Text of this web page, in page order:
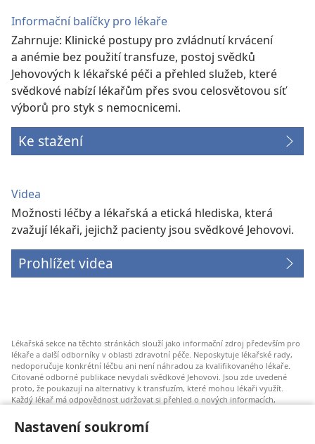
Nastavení soukromí
Informační balíčky pro lékaře
Zahrnuje: Klinické postupy pro zvládnutí krvácení
a anémie bez použití transfuze, postoj svědků
Jehovových k lékařské péči a přehled služeb, které
svědkové nabízí lékařům přes svou celosvětovou síť
výborů pro styk s nemocnicemi.
Ke stažení
Videa
Možnosti léčby a lékařská a etická hlediska, která
zvažují lékaři, jejichž pacienty jsou svědkové Jehovovi.
Prohlížet videa
Lékařská sekce na těchto stránkách slouží jako informační zdroj především pro
lékaře a další odborníky v oblasti zdravotní péče. Neposkytuje lékařské rady,
nedoporučuje konkrétní léčbu ani není náhradou za kvalifikovaného lékaře.
Citované odborné publikace nevydali svědkové Jehovovi. Jsou zde uvedené
proto, že poukazují na alternativy k transfuzím, které mohou lékaři využít.
Každý lékař má odpovědnost udržovat si přehled o nových informacích,
správná rozhodnutí, která budou odpovídat jejich zdravotnímu stavu a budou
v souladu s jejich přáními, hodnotami a vyznáním. Uvedené postupy nemusí